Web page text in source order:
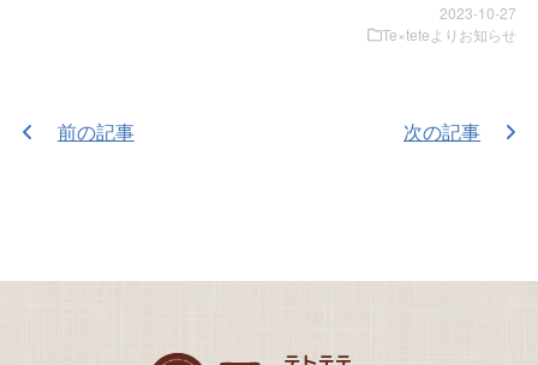
2023-10-27
Te×teteよりお知らせ
前の記事 次の記事